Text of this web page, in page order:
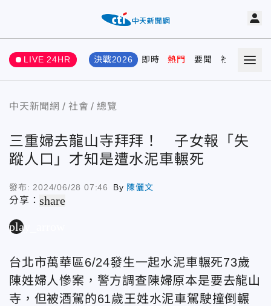
LIVE 24HR 決戰2026 即時 熱門 要聞 社會 娛樂
中天新聞網 社會 總覽
三重婦去龍山寺拜拜！ 子女報「失
蹤人口」才知是遭水泥車輾死
發布: 2024/06/28 07:46 By 陳儷文
分享：share
play_arrow
台北市萬華區6/24發生一起水泥車輾死73歲
陳姓婦人慘案，警方調查陳婦原本是要去龍山
寺，但被酒駕的61歲王姓水泥車駕駛撞倒輾